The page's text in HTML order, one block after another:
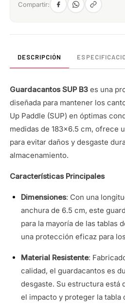
Compartir:
DESCRIPCIÓN
Guardacantos SUP B3 es una
diseñada para mantener los
Up Paddle (SUP) en óptimas
medidas de 183x6.5 cm, ofrece
para evitar daños y desgaste
almacenamiento.
Características Principales
Dimensiones: Con una
anchura de 6.5 cm, este
para la mayoría de las tablas
una protección eficaz para
Material Resistente:
calidad, el guardacantos es
desgaste. Su estructura está
el impacto y proteger la tabla